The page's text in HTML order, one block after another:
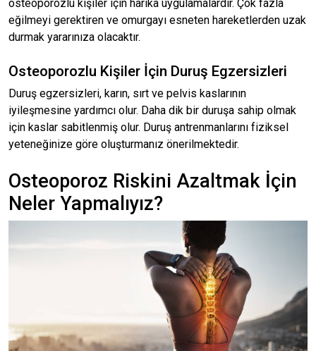
osteoporozlu kişiler için harika uygulamalardır. Çok fazla
eğilmeyi gerektiren ve omurgayı esneten hareketlerden uzak
durmak yararınıza olacaktır.
Osteoporozlu Kişiler İçin Duruş Egzersizleri
Duruş egzersizleri, karın, sırt ve pelvis kaslarının
iyileşmesine yardımcı olur. Daha dik bir duruşa sahip olmak
için kaslar sabitlenmiş olur. Duruş antrenmanlarını fiziksel
yeteneğinize göre oluşturmanız önerilmektedir.
Osteoporoz Riskini Azaltmak İçin
Neler Yapmalıyız?